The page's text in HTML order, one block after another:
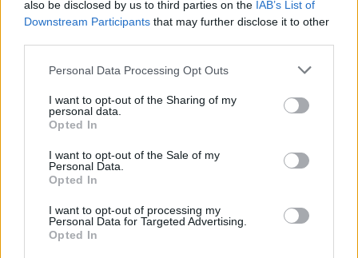
also be disclosed by us to third parties on the IAB’s List of
Downstream Participants that may further disclose it to other
Personal Data Processing Opt Outs
I want to opt-out of the Sharing of my
personal data.
Opted In
I want to opt-out of the Sale of my
Personal Data.
Opted In
I want to opt-out of processing my
Personal Data for Targeted Advertising.
Opted In
μπορούσε να 'ναι ο κορυφαίος
όλων"! (vid)
Παναθηναϊκού με τέσσερις
συμπατριώτες τους στη Μύκονο
(pic)
Είσοδος της γαλλικής Meridiam στην ηλεκτρική διασύνδεση Ελλάδας
– Κύπρου
Coca-Cola HBC: Άνοδος 11,4%
εξαμήνου – Στα 524,4 εκατ.
εξαμήνου, στα 138 εκατ. ευρώ